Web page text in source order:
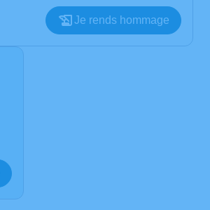
Je rends hommage